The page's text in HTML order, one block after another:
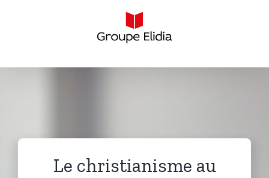
Le christianisme au